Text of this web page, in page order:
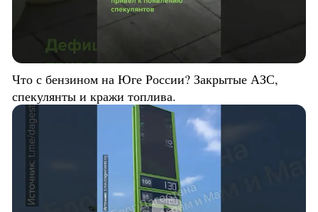
Что с бензином на Юге России? Закрытые АЗС,
спекулянты и кражи топлива.